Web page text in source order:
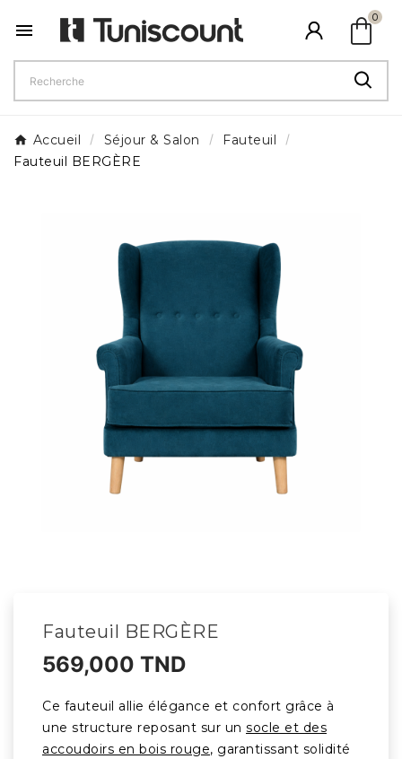
 shopping_bag
0
Accueil Séjour & Salon
Fauteuil
Fauteuil BERGÈRE
Fauteuil BERGÈRE
569,000 TND
Ce fauteuil allie élégance et confort grâce à
une structure reposant sur un socle et des
accoudoirs en bois rouge, garantissant solidité